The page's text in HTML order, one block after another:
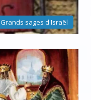
Grands sages d'Israël